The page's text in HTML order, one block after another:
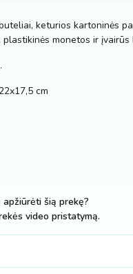
keturios kartoninės
monetos ir įvairūs
cm
šią prekę?
video pristatymą.